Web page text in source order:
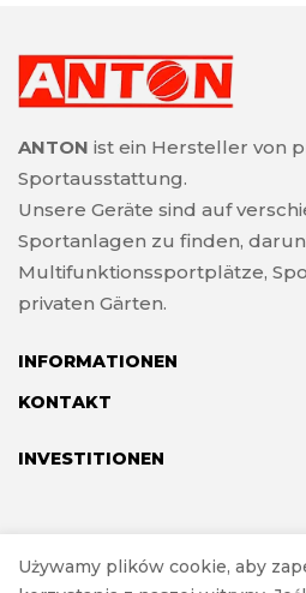
ANTON ist ein Hersteller von
Sportausstattung.
Unsere Geräte sind auf
Sportanlagen zu finden,
Multifunktionssportplätze,
privaten Gärten.
INFORMATIONEN
KONTAKT
INVESTITIONEN
© ANTON 2024
Używamy plików cookie, aby